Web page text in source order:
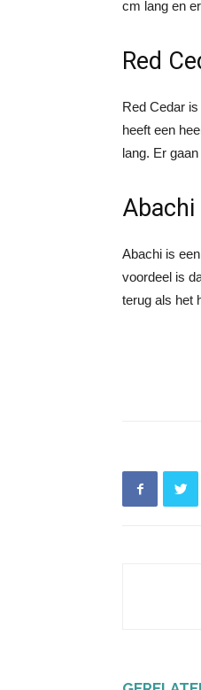
cm lang en
Red
Red Cedar
heeft een
lang. Er
Abachi is
voordeel is
terug als het